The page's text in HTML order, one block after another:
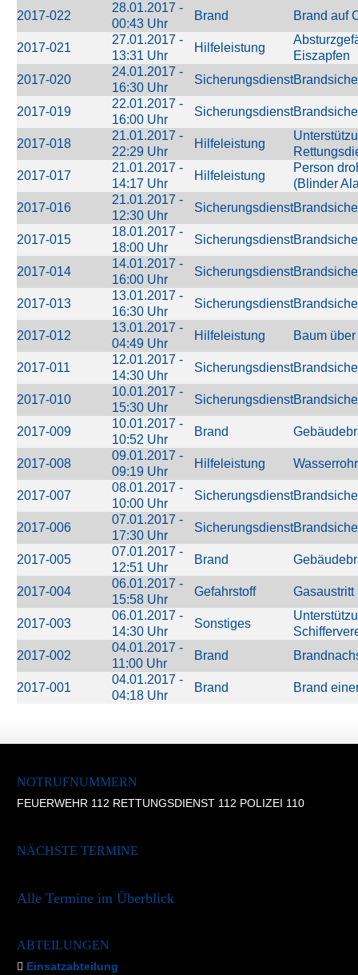
2017-022
28.01.2017 -
00:43 Uhr
Brand Brand auf
2017-021
27.01.2017 -
13:31 Uhr
Hilfeleistung
Eiszapfen
2017-020
24.01.2017 -
16:30 Uhr
Sicherungsdienst
2017-019
22.01.2017 -
16:00 Uhr
Sicherungsdienst
2017-018
21.01.2017 -
22:29 Uhr
Hilfeleistung
2017-017
21.01.2017 -
14:17 Uhr
Hilfeleistung
Person
(Blinder
2017-016
21.01.2017 -
12:30 Uhr
Sicherungsdienst
2017-015
18.01.2017 -
18:00 Uhr
Sicherungsdienst
2017-014
14.01.2017 -
16:00 Uhr
Sicherungsdienst
2017-013
13.01.2017 -
16:30 Uhr
Sicherungsdienst
2017-012
13.01.2017 -
04:49 Uhr
Hilfeleistung Baum
2017-011
12.01.2017 -
14:30 Uhr
Sicherungsdienst
2017-010
10.01.2017 -
15:30 Uhr
Sicherungsdienst
2017-009
10.01.2017 -
10:52 Uhr
Brand
2017-008
09.01.2017 -
09:19 Uhr
Hilfeleistung
2017-007
08.01.2017 -
10:00 Uhr
Sicherungsdienst
2017-006
07.01.2017 -
17:30 Uhr
Sicherungsdienst
2017-005
07.01.2017 -
12:51 Uhr
Brand
2017-004
06.01.2017 -
15:58 Uhr
Gefahrstoff Gasaustritt
2017-003
06.01.2017 -
14:30 Uhr
Sonstiges
2017-002
04.01.2017 -
11:00 Uhr
Brand
2017-001
04.01.2017 -
04:18 Uhr
Brand Brand
NOTRUFNUMMERN
FEUERWEHR 112 RETTUNGSDIENST 112 POLIZEI 110
NÄCHSTE TERMINE
Alle Termine im Überblick
ABTEILUNGEN
Einsatzabteilung